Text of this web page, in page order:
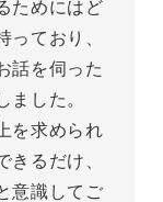
ためにはど
っており、
話を伺った
ました。
を求められ
きるだけ、
意識してご